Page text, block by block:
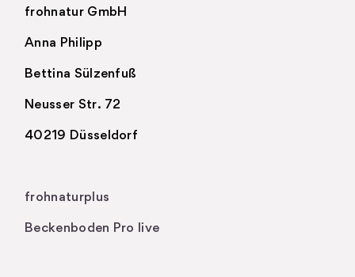
frohnatur GmbH
Anna Philipp
Bettina Sülzenfuß
Neusser Str. 72
40219 Düsseldorf
frohnaturplus
Beckenboden Pro live